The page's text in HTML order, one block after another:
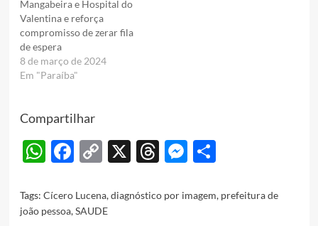
Mangabeira e Hospital do
Valentina e reforça
compromisso de zerar fila
de espera
8 de março de 2024
Em "Paraíba"
Compartilhar
WhatsApp
Facebook
Copy
X Threads
Messenger
Share
Tags: Cícero Lucena,diagnóstico por imagem, prefeitura de
joão pessoa,SAUDE